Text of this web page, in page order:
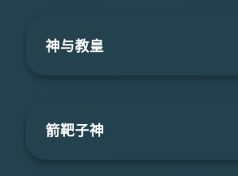
神与教皇
箭靶子神